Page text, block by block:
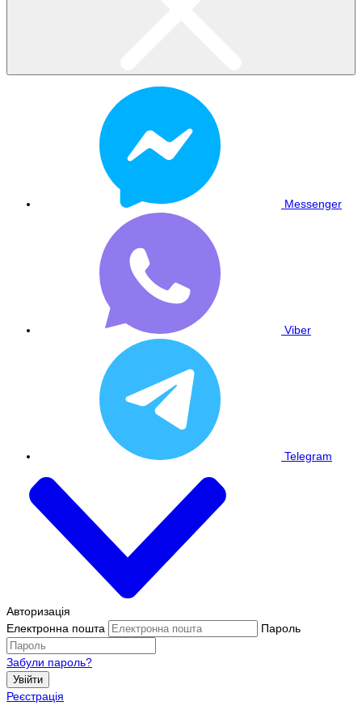
Messenger
Viber
Telegram
Авторизація
Електронна пошта
Пароль
Забули пароль?
Увійти
Реєстрація